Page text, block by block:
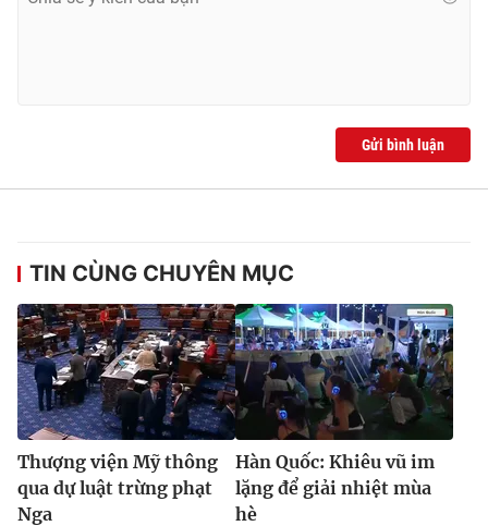
thuận bằng văn bản. Ghi rõ nguồn VTV.vn khi phát hành lại
Gửi bình luận
TIN CÙNG CHUYÊN MỤC
Thượng viện Mỹ thông
qua dự luật trừng phạt
Nga
Hàn Quốc: Khiêu vũ im
lặng để giải nhiệt mùa
hè